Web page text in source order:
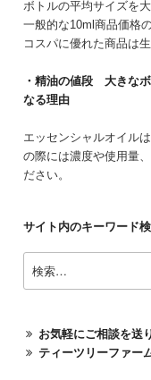
ボトルの平均サイズを
一般的な10ml商品価格
コスパに優れた商品は
・精油の値段 大きな
なる理由
エッセンシャルオイル
の際には濃度や使用量
ださい。
サイト内のキーワード
索:
お気軽にご相談を送
ティーツリーファー